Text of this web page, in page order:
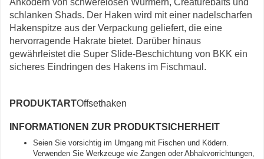
Anködern von schwerelosen Würmern, Creaturebaits und
schlanken Shads. Der Haken wird mit einer nadelscharfen
Hakenspitze aus der Verpackung geliefert, die eine
hervorragende Hakrate bietet. Darüber hinaus
gewährleistet die Super Slide-Beschichtung von BKK ein
sicheres Eindringen des Hakens im Fischmaul.
PRODUKTARTOffsethaken
INFORMATIONEN ZUR PRODUKTSICHERHEIT
Seien Sie vorsichtig im Umgang mit Fischen und Ködern.
Verwenden Sie Werkzeuge wie Zangen oder Abhakvorrichtungen,